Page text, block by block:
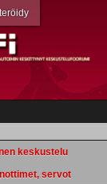
keskustelu
servot